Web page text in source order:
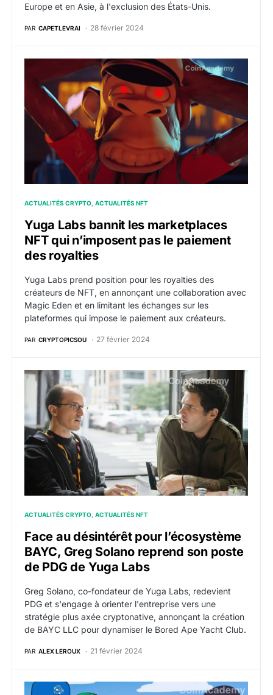
Europe et en Asie, à l'exclusion des États-Unis.
PAR CAPETLEVRAI 28 février 2024
Yuga Labs bannit les marketplaces NFT qui
ACTUALITÉS CRYPTO ACTUALITÉS NFT
Yuga Labs bannit les marketplaces
NFT qui n’imposent pas le paiement
des royalties
Yuga Labs prend position pour les royalties des
créateurs de NFT, en annonçant une collaboration avec
Magic Eden et en limitant les échanges sur les
plateformes qui impose le paiement aux créateurs.
PAR CRYPTOPICSOU 27 février 2024
Face au désintérêt pour l’écosystème BAYC, Greg
ACTUALITÉS CRYPTO ACTUALITÉS NFT
Face au désintérêt pour l’écosystème
BAYC, Greg Solano reprend son poste
de PDG de Yuga Labs
Greg Solano, co-fondateur de Yuga Labs, redevient
PDG et s'engage à orienter l'entreprise vers une
stratégie plus axée cryptonative, annonçant la création
de BAYC LLC pour dynamiser le Bored Ape Yacht Club.
PAR ALEX LEROUX 21 février 2024
NFT : le floor price des Pudgy Penguins détrône